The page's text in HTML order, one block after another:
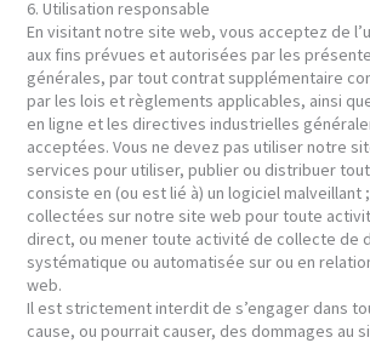
6. Utilisation responsable
En visitant notre site web, vous acceptez de
aux fins prévues et autorisées par les
générales, par tout contrat supplémentaire
par les lois et règlements applicables, ainsi
en ligne et les directives industrielles
acceptées. Vous ne devez pas utiliser notre
services pour utiliser, publier ou distribuer
consiste en (ou est lié à) un logiciel malveillant
collectées sur notre site web pour toute
direct, ou mener toute activité de collecte de
systématique ou automatisée sur ou en
web.
Il est strictement interdit de s’engager dans
cause, ou pourrait causer, des dommages au